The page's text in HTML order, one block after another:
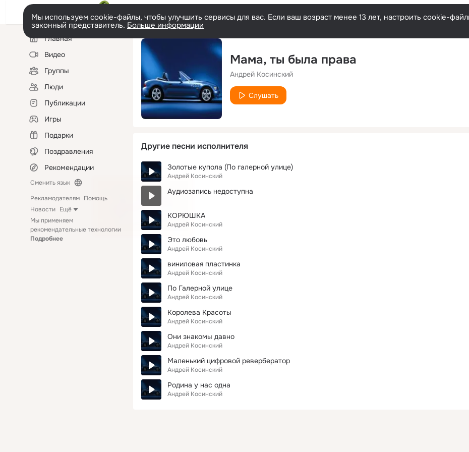
Мы используем cookie-файлы, чтобы улучшить сервисы для вас. Если ваш возраст менее 13 лет, настроить cookie-
законный представитель. Больше информации
Левая
колонкаГлавная
Видео
Группы
Люди
Публикации
Игры
Подарки
Поздравления
Рекомендации
Сменить язык
Рекламодателям Помощь
Новости Ещё
Мы применяем
рекомендательные технологии
Подробнее
Мама, ты была права
Андрей Косинский
Слушать
Другие песни исполнителя
Золотые купола (По галерной улице)
Андрей Косинский
Аудиозапись недоступна
КОРЮШКА
Андрей Косинский
Это любовь
Андрей Косинский
виниловая пластинка
Андрей Косинский
По Галерной улице
Андрей Косинский
Королева Красоты
Андрей Косинский
Они знакомы давно
Андрей Косинский
Маленький цифровой ревербератор
Андрей Косинский
Родина у нас одна
Андрей Косинский